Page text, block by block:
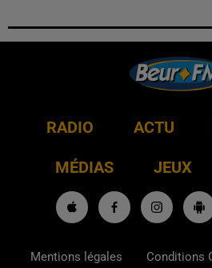
RADIO ACTU
MÉDIAS JEUX
Mentions légales Conditions